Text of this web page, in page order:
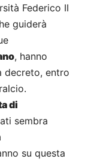
Federico II
guiderà
, hanno
decreto, entro
di
sembra
su questa